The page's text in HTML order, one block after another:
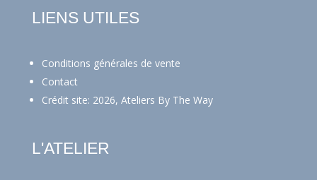
LIENS UTILES
Conditions générales de vente
Contact
Crédit site: 2026, Ateliers By The Way
L'ATELIER